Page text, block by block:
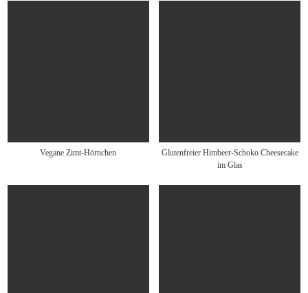
Vegane Zimt-Hörnchen
Glutenfreier Himbeer-Schoko Cheesecake
im Glas